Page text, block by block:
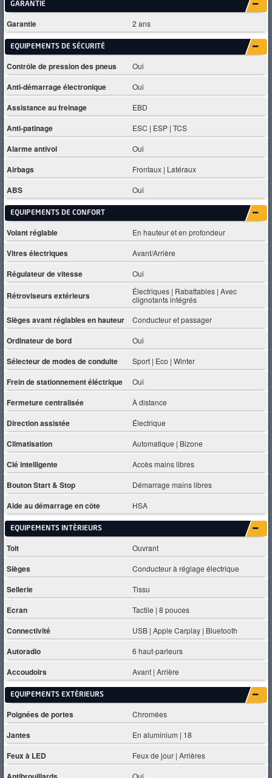
GARANTIE
Garantie 2 ans
EQUIPEMENTS DE SÉCURITÉ
Contrôle de pression des pneus Oui
Anti-démarrage électronique Oui
Assistance au freinage EBD
Anti-patinage ESC | ESP | TCS
Alarme antivol Oui
Airbags Frontaux | Latéraux
ABS Oui
EQUIPEMENTS DE CONFORT
Volant réglable En hauteur et en profondeur
Vitres électriques Avant/Arrière
Régulateur de vitesse Oui
Rétroviseurs extérieurs
Électriques | Rabattables | Avec
clignotants intégrés
Sièges avant réglables en hauteur Conducteur et passager
Ordinateur de bord Oui
Sélecteur de modes de conduite Sport | Eco | Winter
Frein de stationnement éléctrique Oui
Fermeture centralisée À distance
Direction assistée Électrique
Climatisation Automatique | Bizone
Clé intelligente Accès mains libres
Bouton Start & Stop Démarrage mains libres
Aide au démarrage en côte HSA
EQUIPEMENTS INTÈRIEURS
Toit Ouvrant
Sièges Conducteur à réglage électrique
Sellerie Tissu
Ecran Tactile | 8 pouces
Connectivité USB | Apple Carplay | Bluetooth
Autoradio 6 haut-parleurs
Accoudoirs Avant | Arrière
EQUIPEMENTS EXTÈRIEURS
Poignées de portes Chromées
Jantes En aluminium | 18
Feux à LED Feux de jour | Arrières
Oui